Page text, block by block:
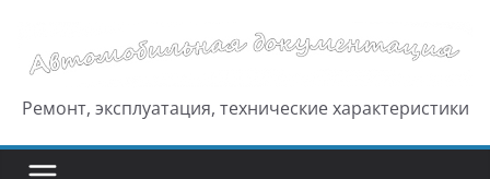
содержимому
Ремонт, эксплуатация, технические характеристики